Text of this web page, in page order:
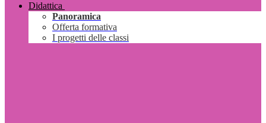
Didattica
Panoramica
Offerta formativa
I progetti delle classi